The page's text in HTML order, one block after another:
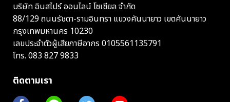
บริษัท อินสไปร์ ออนไลน์ โซเชียล จำกัด
88/129 ถนนรัชดา-รามอินทรา แขวงคันนายาว เขตคันนายาว
กรุงเทพมหานคร 10230
เลขประจำตัวผู้เสียภาษีอากร 0105561135791
โทร. 083 827 9833
ติดตามเรา